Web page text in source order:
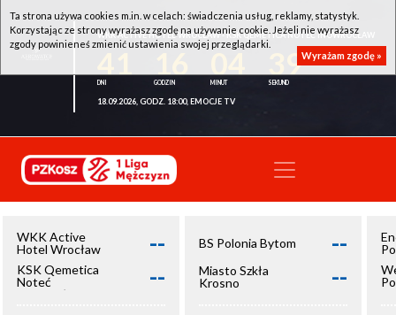
WKK ACTIVE HOTEL WROCŁAW - KSK QEMETICA NOTEĆ INOWROCŁAW
39
18.09.2026, GODZ. 18:00, EMOCJE TV
WKK Active
Hotel Wrocław
--
KSK Qemetica
Noteć
Inowrocław
--
BS Polonia Bytom --
Miasto Szkła
Krosno
--
Ta strona używa cookies m.in. w celach: świadczenia usług, reklamy, statystyk.
Korzystając ze strony wyrażasz zgodę na używanie cookie. Jeżeli nie wyrażasz
zgody powinieneś zmienić ustawienia swojej przeglądarki.
Wyrażam zgodę »